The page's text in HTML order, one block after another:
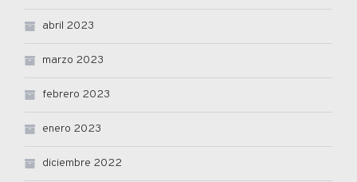
abril 2023
marzo 2023
febrero 2023
enero 2023
diciembre 2022